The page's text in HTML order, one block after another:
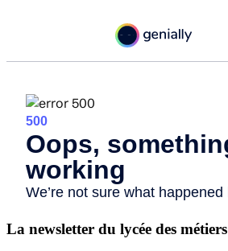
La newsletter du lycée des métiers